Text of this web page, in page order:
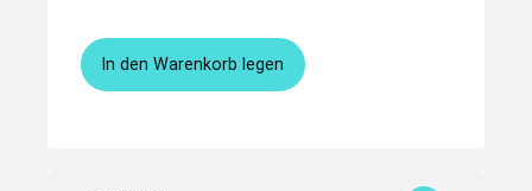
In den Warenkorb legen